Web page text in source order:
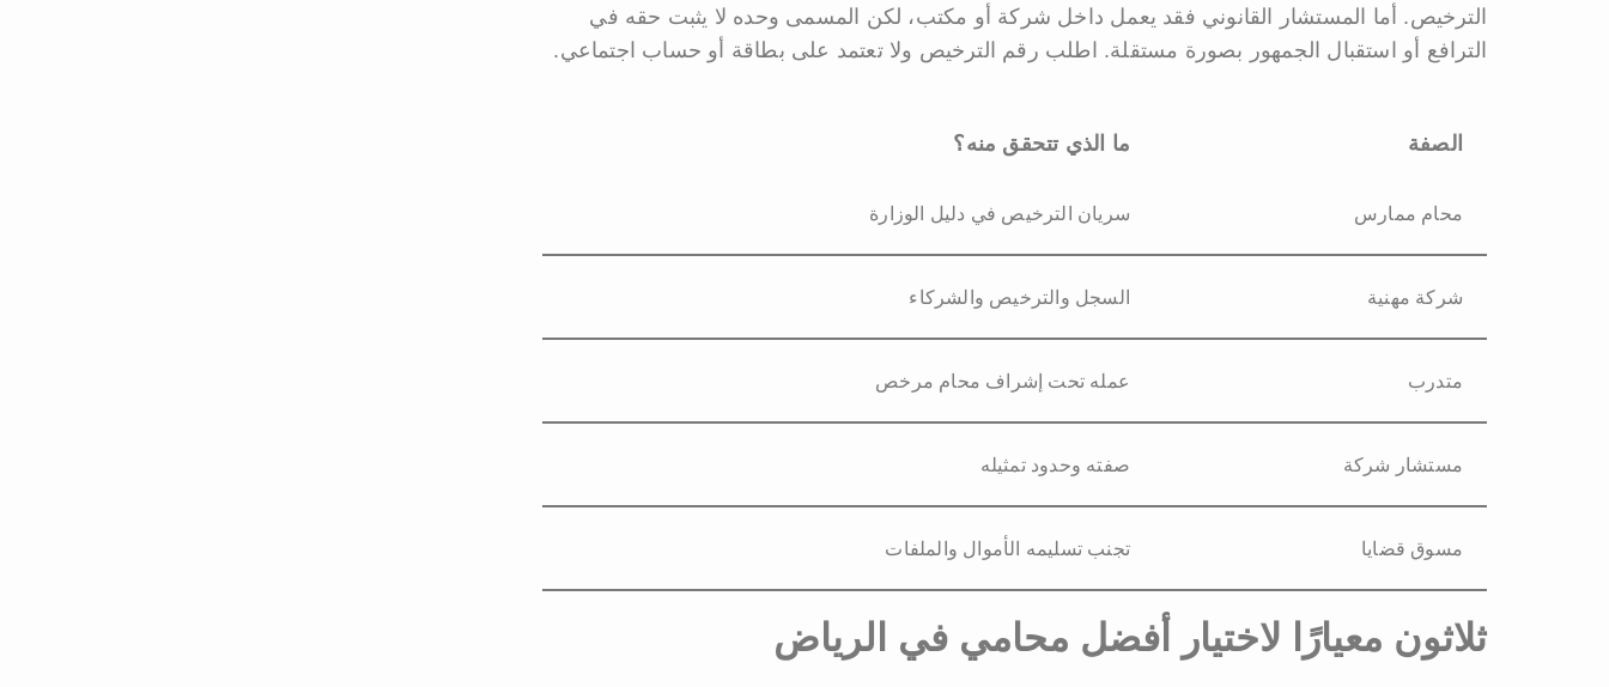
الترخيص. أما المستشار القانوني فقد يعمل داخل شركة أو مكتب، لكن المسمى وحده لا يثبت حقه في
الترافع أو استقبال الجمهور بصورة مستقلة. اطلب رقم الترخيص ولا تعتمد على بطاقة أو حساب اجتماعي.
الصفة ما الذي تتحقق منه؟
محام ممارس سريان الترخيص في دليل الوزارة
شركة مهنية السجل والترخيص والشركاء
متدرب عمله تحت إشراف محام مرخص
مستشار شركة صفته وحدود تمثيله
مسوق قضايا تجنب تسليمه الأموال والملفات
ثلاثون معيارًا لاختيار أفضل محامي في الرياض